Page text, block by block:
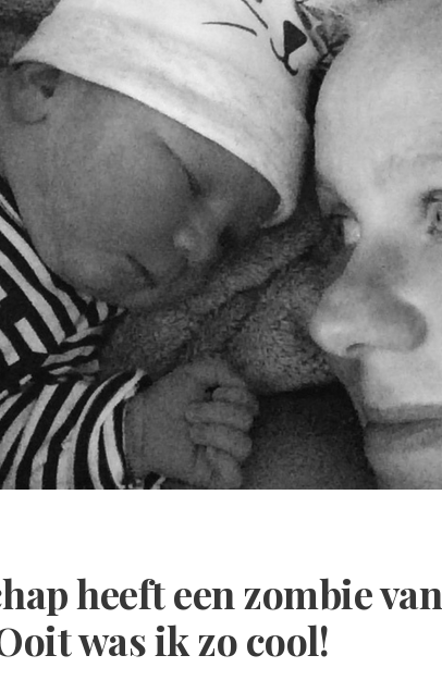
heeft een zombie van
was ik zo cool!